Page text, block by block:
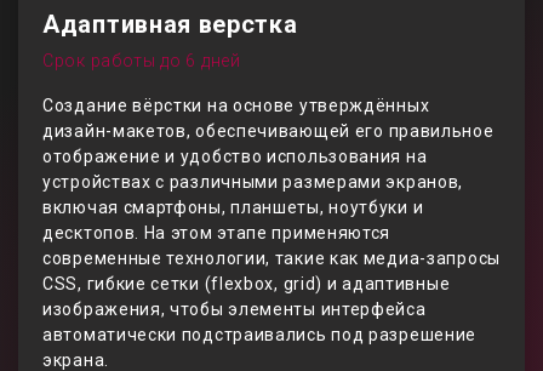
Адаптивная верстка
Срок работы до 6 дней
Создание вёрстки на основе утверждённых
дизайн-макетов, обеспечивающей его правильное
отображение и удобство использования на
устройствах с различными размерами экранов,
включая смартфоны, планшеты, ноутбуки и
десктопов. На этом этапе применяются
современные технологии, такие как медиа-запросы
CSS, гибкие сетки (flexbox, grid) и адаптивные
изображения, чтобы элементы интерфейса
автоматически подстраивались под разрешение
экрана.